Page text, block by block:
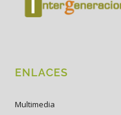
ENLACES
Multimedia